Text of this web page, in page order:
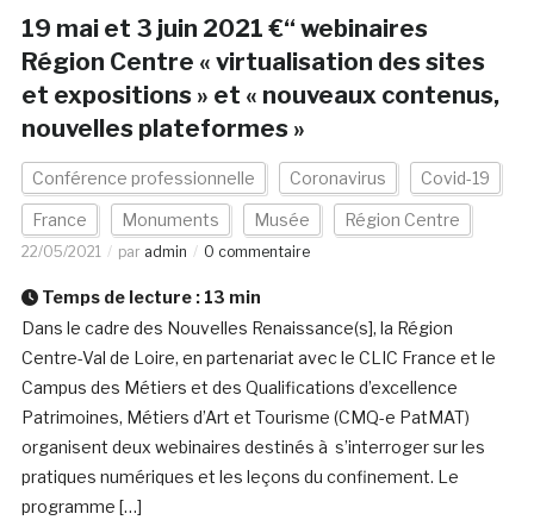
19 mai et 3 juin 2021 €“ webinaires
Région Centre « virtualisation des sites
et expositions » et « nouveaux contenus,
nouvelles plateformes »
Conférence professionnelle Coronavirus Covid-19
France Monuments Musée Région Centre
22/05/2021 par admin 0 commentaire
Temps de lecture : 13 min
Dans le cadre des Nouvelles Renaissance(s], la Région
Centre-Val de Loire, en partenariat avec le CLIC France et le
Campus des Métiers et des Qualifications d’excellence
Patrimoines, Métiers d’Art et Tourisme (CMQ-e PatMAT)
organisent deux webinaires destinés à s’interroger sur les
pratiques numériques et les leçons du confinement. Le
programme […]